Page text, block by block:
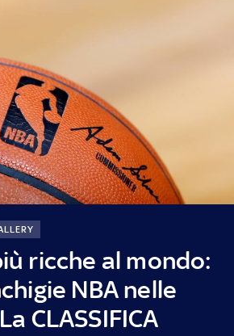
ricche al mondo:
NBA nelle
CLASSIFICA